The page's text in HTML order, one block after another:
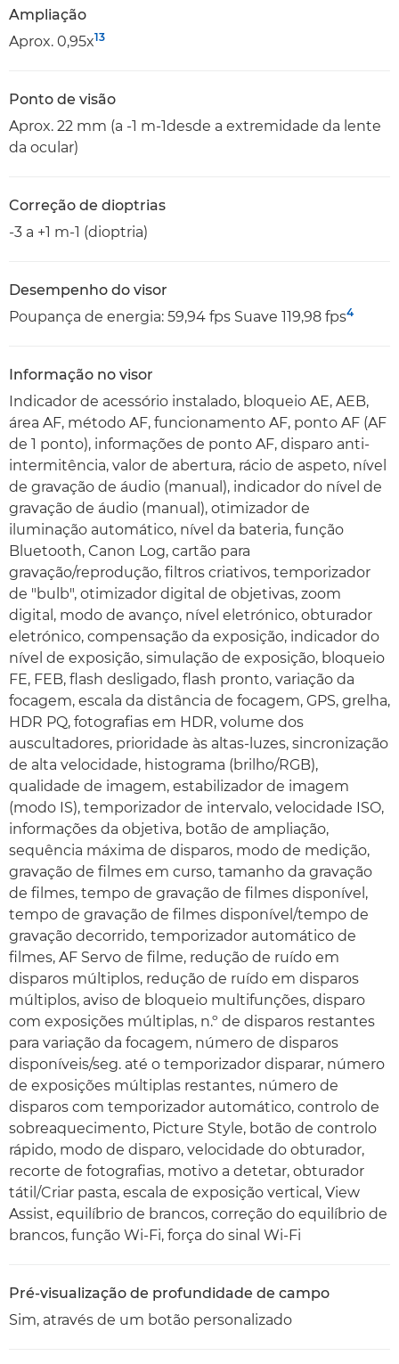
Ampliação
Aprox. 0,95x13
Ponto de visão
Aprox. 22 mm (a -1 m-1desde a extremidade da lente
da ocular)
Correção de dioptrias
-3 a +1 m-1 (dioptria)
Desempenho do visor
Poupança de energia: 59,94 fps Suave 119,98 fps4
Informação no visor
Indicador de acessório instalado, bloqueio AE, AEB,
área AF, método AF, funcionamento AF, ponto AF (AF
de 1 ponto), informações de ponto AF, disparo anti-
intermitência, valor de abertura, rácio de aspeto, nível
de gravação de áudio (manual), indicador do nível de
gravação de áudio (manual), otimizador de
iluminação automático, nível da bateria, função
Bluetooth, Canon Log, cartão para
gravação/reprodução, filtros criativos, temporizador
de "bulb", otimizador digital de objetivas, zoom
digital, modo de avanço, nível eletrónico, obturador
eletrónico, compensação da exposição, indicador do
nível de exposição, simulação de exposição, bloqueio
FE, FEB, flash desligado, flash pronto, variação da
focagem, escala da distância de focagem, GPS, grelha,
HDR PQ, fotografias em HDR, volume dos
auscultadores, prioridade às altas-luzes, sincronização
de alta velocidade, histograma (brilho/RGB),
qualidade de imagem, estabilizador de imagem
(modo IS), temporizador de intervalo, velocidade ISO,
informações da objetiva, botão de ampliação,
sequência máxima de disparos, modo de medição,
gravação de filmes em curso, tamanho da gravação
de filmes, tempo de gravação de filmes disponível,
tempo de gravação de filmes disponível/tempo de
gravação decorrido, temporizador automático de
filmes, AF Servo de filme, redução de ruído em
disparos múltiplos, redução de ruído em disparos
múltiplos, aviso de bloqueio multifunções, disparo
com exposições múltiplas, n.º de disparos restantes
para variação da focagem, número de disparos
disponíveis/seg. até o temporizador disparar, número
de exposições múltiplas restantes, número de
disparos com temporizador automático, controlo de
sobreaquecimento, Picture Style, botão de controlo
rápido, modo de disparo, velocidade do obturador,
recorte de fotografias, motivo a detetar, obturador
tátil/Criar pasta, escala de exposição vertical, View
Assist, equilíbrio de brancos, correção do equilíbrio de
brancos, função Wi-Fi, força do sinal Wi-Fi
Pré-visualização de profundidade de campo
Sim, através de um botão personalizado